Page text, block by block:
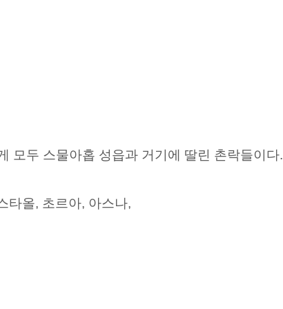
모두 스물아홉 성읍과 거기에 딸린 촌락들이다.
타올, 초르아, 아스나,